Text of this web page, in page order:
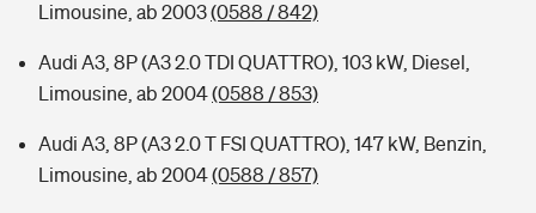
Limousine, ab 2003(0588 / 842)
Audi A3, 8P (A3 2.0 TDI QUATTRO), 103 kW, Diesel,
Limousine, ab 2004(0588 / 853)
Audi A3, 8P (A3 2.0 T FSI QUATTRO), 147 kW, Benzin,
Limousine, ab 2004(0588 / 857)